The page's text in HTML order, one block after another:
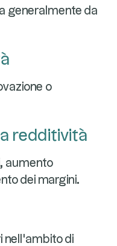
generalmente da
o
redditività
aumento
dei margini.
nell'ambito di